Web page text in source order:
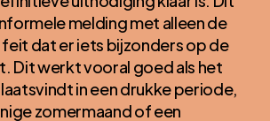
melding met alleen de
dat er iets bijzonders op de
Dit werkt vooral goed als het
in een drukke periode,
zomermaand of een